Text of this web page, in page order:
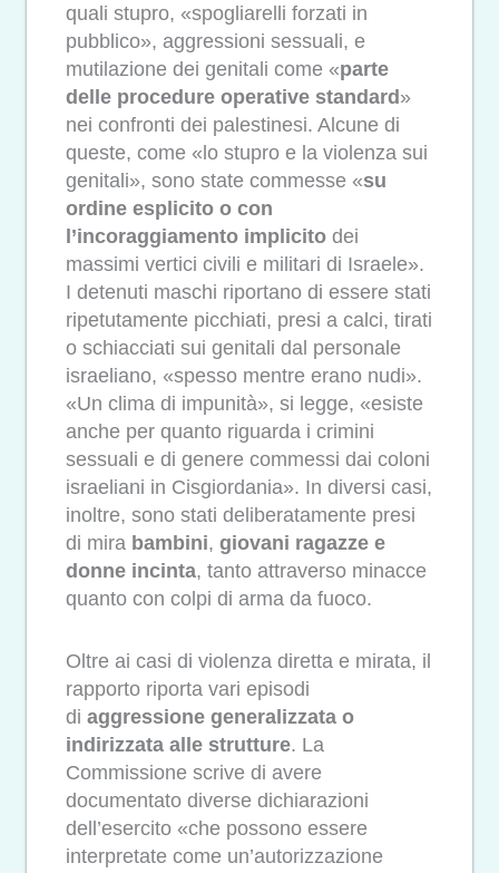
quali stupro, «spogliarelli forzati in
pubblico», aggressioni sessuali, e
mutilazione dei genitali come «parte
delle procedure operative standard»
nei confronti dei palestinesi. Alcune di
queste, come «lo stupro e la violenza sui
genitali», sono state commesse «su
ordine esplicito o con
l’incoraggiamento implicito dei
massimi vertici civili e militari di Israele».
I detenuti maschi riportano di essere stati
ripetutamente picchiati, presi a calci, tirati
o schiacciati sui genitali dal personale
israeliano, «spesso mentre erano nudi».
«Un clima di impunità», si legge, «esiste
anche per quanto riguarda i crimini
sessuali e di genere commessi dai coloni
israeliani in Cisgiordania». In diversi casi,
inoltre, sono stati deliberatamente presi
di mira bambini, giovani ragazze e
donne incinta, tanto attraverso minacce
quanto con colpi di arma da fuoco.
Oltre ai casi di violenza diretta e mirata, il
rapporto riporta vari episodi
di aggressione generalizzata o
indirizzata alle strutture. La
Commissione scrive di avere
documentato diverse dichiarazioni
dell’esercito «che possono essere
interpretate come un’autorizzazione